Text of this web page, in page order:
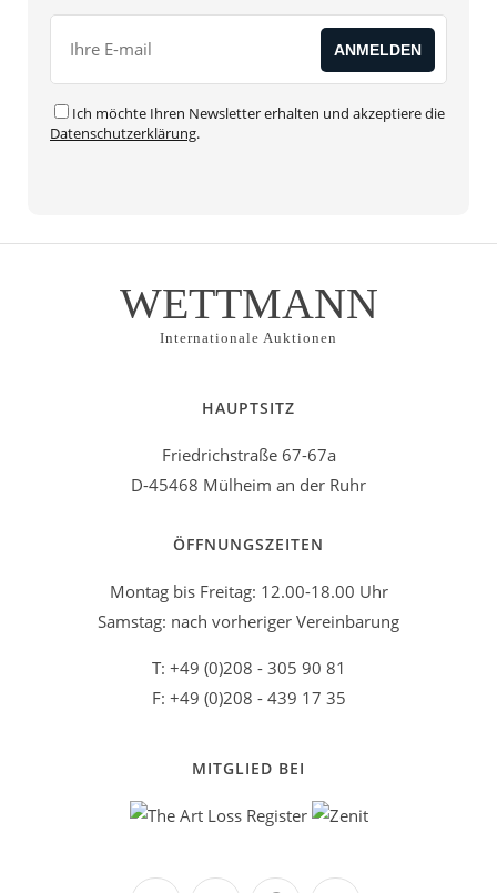
Ich möchte Ihren Newsletter erhalten und akzeptiere die
Datenschutzerklärung.
WETTMANN
Internationale Auktionen
HAUPTSITZ
Friedrichstraße 67-67a
D-45468 Mülheim an der Ruhr
ÖFFNUNGSZEITEN
Montag bis Freitag: 12.00-18.00 Uhr
Samstag: nach vorheriger Vereinbarung
T: +49 (0)208 - 305 90 81
F: +49 (0)208 - 439 17 35
MITGLIED BEI